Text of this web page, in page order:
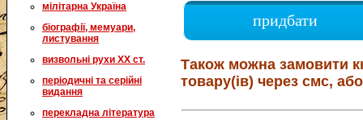
мілітарна Україна
біографії, мемуари,
листування
визвольні рухи XX ст.
періодичні та серійні
видання
перекладна література
придбати
Також можна замовити
товару(ів) через смс,